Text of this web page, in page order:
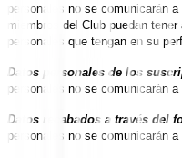
personales no se comunicarán
miembros del Club puedan
personales que tengan en su
Datos personales de los
personales no se comunicarán a
Datos recabados a través del
personales no se comunicarán a